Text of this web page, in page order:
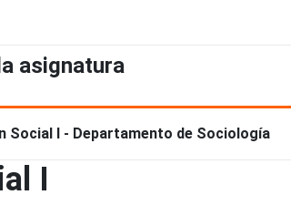
asignatura
Social I - Departamento de Sociología
I